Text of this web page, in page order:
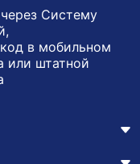
Систему
в мобильном
или штатной